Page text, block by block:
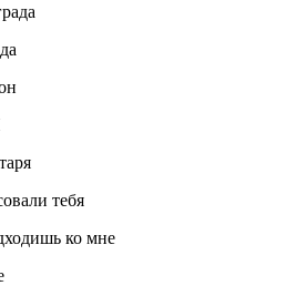
тебя
ко мне